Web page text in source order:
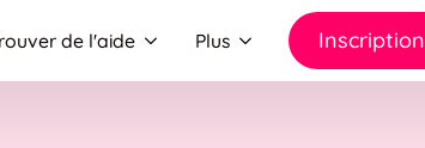
de l'aide Plus Inscription